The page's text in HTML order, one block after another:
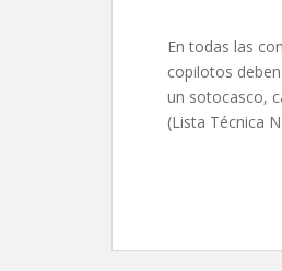
En todas las
copilotos
un sotocasco,
(Lista Técnica